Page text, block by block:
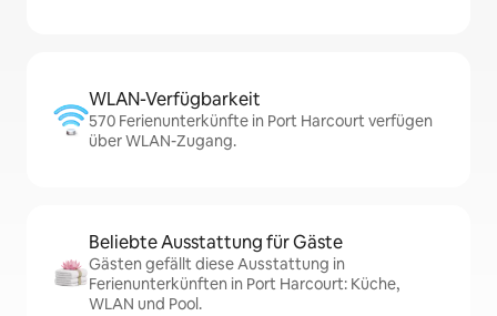
WLAN-Verfügbarkeit
570 Ferienunterkünfte in Port Harcourt verfügen
über WLAN-Zugang.
Beliebte Ausstattung für Gäste
Gästen gefällt diese Ausstattung in
Ferienunterkünften in Port Harcourt: Küche,
WLAN und Pool.